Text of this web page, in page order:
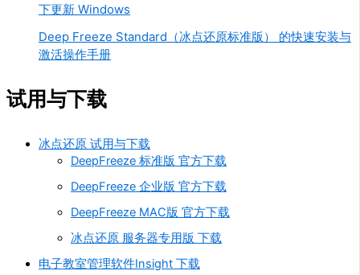
下更新 Windows
Deep Freeze Standard（冰点还原标准版） 的快速安装与
激活操作手册
试用与下载
冰点还原 试用与下载
DeepFreeze 标准版 官方下载
DeepFreeze 企业版 官方下载
DeepFreeze MAC版 官方下载
冰点还原 服务器专用版 下载
电子教室管理软件Insight 下载